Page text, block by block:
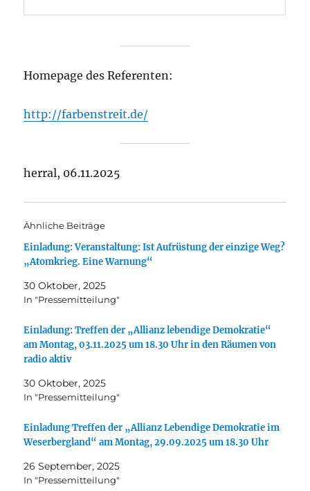
Homepage des Referenten:
http://farbenstreit.de/
herral, 06.11.2025
Ähnliche Beiträge
Einladung: Veranstaltung: Ist Aufrüstung der einzige Weg?
„Atomkrieg. Eine Warnung“
30 Oktober, 2025
In "Pressemitteilung"
Einladung: Treffen der „Allianz lebendige Demokratie“
am Montag, 03.11.2025 um 18.30 Uhr in den Räumen von
radio aktiv
30 Oktober, 2025
In "Pressemitteilung"
Einladung Treffen der „Allianz Lebendige Demokratie im
Weserbergland“ am Montag, 29.09.2025 um 18.30 Uhr
26 September, 2025
In "Pressemitteilung"